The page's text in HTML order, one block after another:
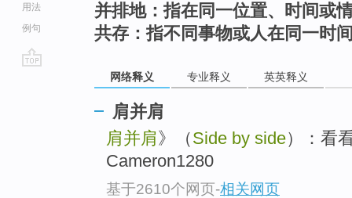
用法
例句
并排地：指在同一位置、时间或
共存：指不同事物或人在同一时
网络释义 专业释义 英英释义
肩并肩
肩并肩 》（Side by side）：看
Cameron1280
基于2610个网页-相关网页